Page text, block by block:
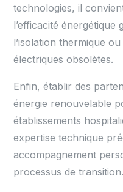
technologies, il
l’efficacité
l’isolation thermique
électriques obsolètes.
Enfin, établir des
énergie renouvelable
établissements
expertise technique
accompagnement
processus de transition.